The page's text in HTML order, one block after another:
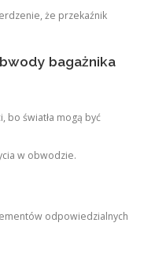
że przekaźnik
bagażnika
bo światła mogą być
w obwodzie.
odpowiedzialnych